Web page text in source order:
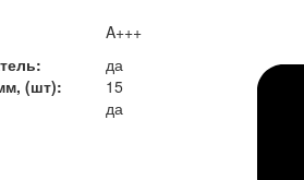
A+++
да
(шт):
15
да